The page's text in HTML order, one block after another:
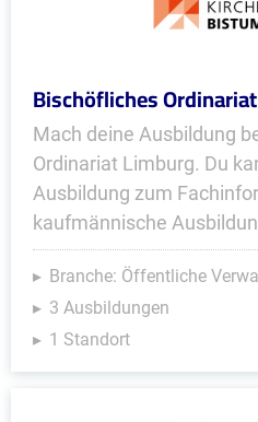
Bischöfliches
Mach deine Ausbildung
Ordinariat Limburg. Du
Ausbildung zum
kaufmännische
Branche: Öffentliche
3 Ausbildungen
1 Standort